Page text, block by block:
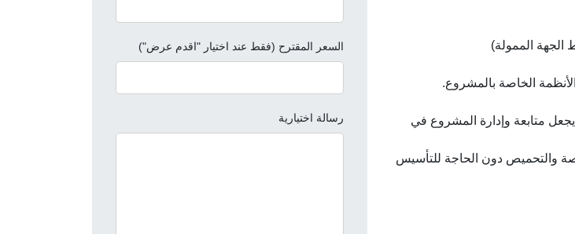
الخاصة بالمشروع.
يجعل متابعة وإدارة المشروع في
والتحميص دون الحاجة للتأسيس
السعر المقترح (فقط عند اختيار "اقدم عرض")
رسالة اختيارية